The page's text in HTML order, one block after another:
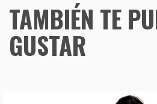
TAMBIÉN TE
GUSTAR